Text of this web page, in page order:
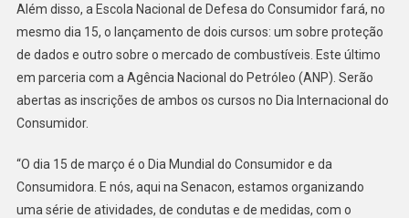
Além disso, a Escola Nacional de Defesa do Consumidor fará, no
mesmo dia 15, o lançamento de dois cursos: um sobre proteção
de dados e outro sobre o mercado de combustíveis. Este último
em parceria com a Agência Nacional do Petróleo (ANP). Serão
abertas as inscrições de ambos os cursos no Dia Internacional do
Consumidor.
“O dia 15 de março é o Dia Mundial do Consumidor e da
Consumidora. E nós, aqui na Senacon, estamos organizando
uma série de atividades, de condutas e de medidas, com o